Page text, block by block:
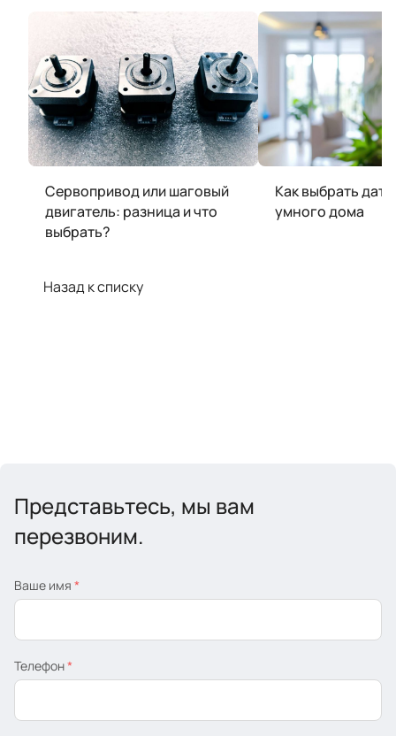
Сервопривод или шаговый
двигатель: разница и что
выбрать?
Как выбрать
умного дома
Назад к списку
Представьтесь, мы вам
перезвоним.
Ваше имя *
Телефон*